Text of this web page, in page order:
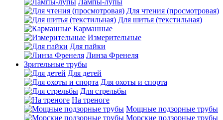
Лампы-лупы
Для чтения (просмотровая)
Для шитья (текстильная)
Карманные
Измерительные
Для пайки
Линза Френеля
Зрительные трубы
Для детей
Для охоты и спорта
Для стрельбы
На треноге
Мощные подзорные трубы
Морские подзорные трубы